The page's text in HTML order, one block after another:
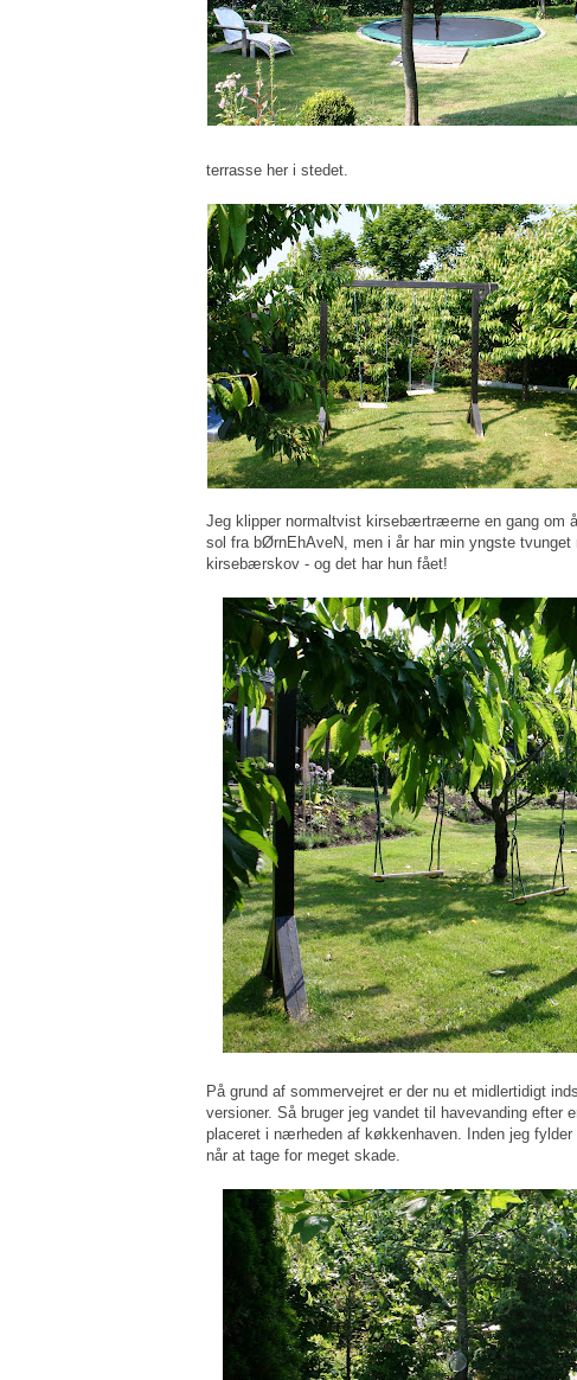
terrasse her i stedet.
Jeg klipper normaltvist kirsebærtræerne en gang om
sol fra bØrnEhAveN, men i år har min yngste
kirsebærskov - og det har hun fået!
På grund af sommervejret er der nu et midlertidigt
versioner. Så bruger jeg vandet til havevanding efter
placeret i nærheden af køkkenhaven. Inden jeg
når at tage for meget skade.